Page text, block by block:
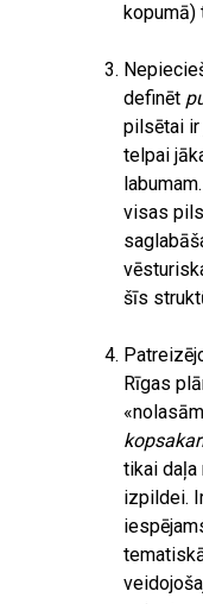
kopumā)
definēt
pilsētai
telpai
visas
šīs
Rīgas
tikai
izpildei.